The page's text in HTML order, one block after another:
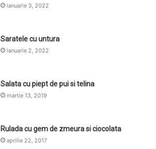
ianuarie 3, 2022
Saratele cu untura
ianuarie 2, 2022
Salata cu piept de pui si telina
martie 13, 2019
Rulada cu gem de zmeura si ciocolata
aprilie 22, 2017